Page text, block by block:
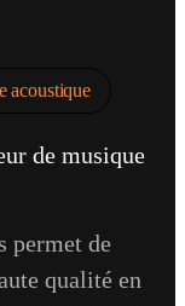
acoustique
de musique
permet de
qualité en